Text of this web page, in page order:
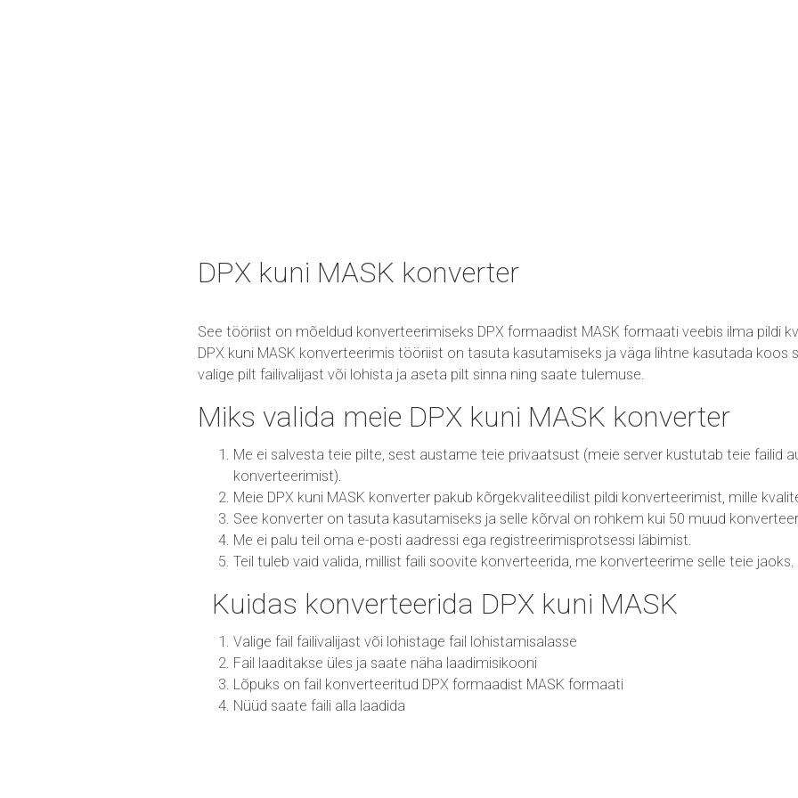
DPX kuni MASK konverter
See tööriist on mõeldud konverteerimiseks DPX formaadist MASK formaati veebis ilma pildi
DPX kuni MASK konverteerimis tööriist on tasuta kasutamiseks ja väga lihtne kasutada koos
valige pilt failivalijast või lohista ja aseta pilt sinna ning saate tulemuse.
Miks valida meie DPX kuni MASK konverter
Me ei salvesta teie pilte, sest austame teie privaatsust (meie server kustutab teie failid
konverteerimist).
Meie DPX kuni MASK konverter pakub kõrgekvaliteedilist pildi konverteerimist, mille
See konverter on tasuta kasutamiseks ja selle kõrval on rohkem kui 50 muud
Me ei palu teil oma e-posti aadressi ega registreerimisprotsessi läbimist.
Teil tuleb vaid valida, millist faili soovite konverteerida, me konverteerime selle teie jaoks.
Kuidas konverteerida DPX kuni MASK
Valige fail failivalijast või lohistage fail lohistamisalasse
Fail laaditakse üles ja saate näha laadimisikooni
Lõpuks on fail konverteeritud DPX formaadist MASK formaati
Nüüd saate faili alla laadida